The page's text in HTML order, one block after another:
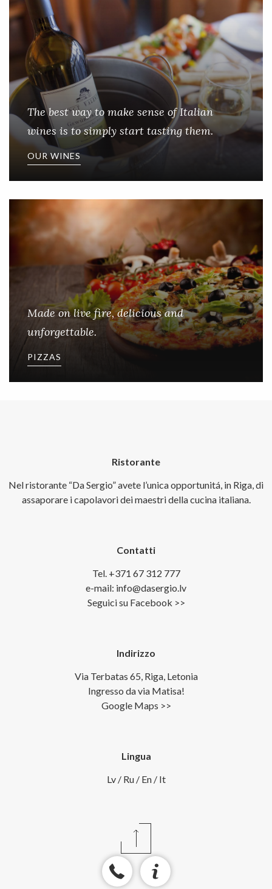
The best way to make sense ofItalian
wines is to simply start tasting them.
OUR WINES
Made on live fire, delicious and
unforgettable.
PIZZAS
Ristorante
Nel ristorante “Da Sergio” avete l’unica opportunitá, in Riga, di
assaporare i capolavori dei maestri della cucina italiana.
Contatti
Tel. +371 67 312 777
e-mail: info@dasergio.lv
Seguici su Facebook >>
Indirizzo
Via Terbatas 65, Riga, Letonia
Ingresso da via Matisa!
Google Maps >>
Lingua
Lv/ Ru/ En/ It